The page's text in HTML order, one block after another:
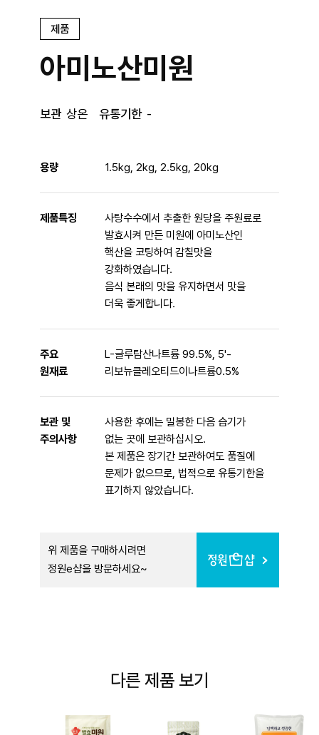
제품
아미노산미원
보관 상온 유통기한 -
용량 1.5kg, 2kg, 2.5kg, 20kg
제품특징
사탕수수에서 추출한 원당을 주원료로
발효시켜 만든 미원에 아미노산인
핵산을 코팅하여 감칠맛을
강화하였습니다.
음식 본래의 맛을 유지하면서 맛을
더욱 좋게합니다.
주요
원재료
L-글루탐산나트륨 99.5%, 5'-
리보뉴클레오티드이나트륨0.5%
보관 및
주의사항
사용한 후에는 밀봉한 다음 습기가
없는 곳에 보관하십시오.
본 제품은 장기간 보관하여도 품질에
문제가 없으므로, 법적으로 유통기한을
표기하지 않았습니다.
위 제품을 구매하시려면
정원e샵을 방문하세요~
다른 제품 보기